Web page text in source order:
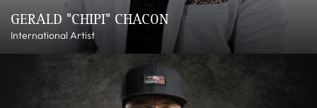
GERALD "CHIPI" CHACON
International Artist